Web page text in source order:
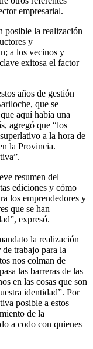
empresarial.
posible la realización
y
a los vecinos y
exitosa el factor
años de gestión
que se
aquí había una
agregó que “los
a la hora de
la Provincia.
resumen del
ediciones y cómo
los emprendedores y
que se han
expresó.
la realización
trabajo para la
nos colman de
las barreras de las
en las cosas que son
identidad”. Por
posible a estos
de la
a codo con quienes